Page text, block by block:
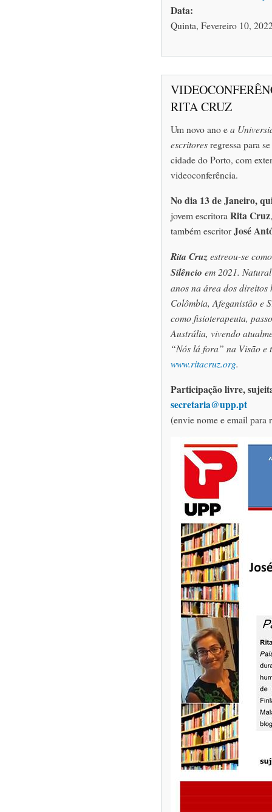
Data:
Quinta, Fevereiro 10,
RITA CRUZ
Um novo ano ea
escritoresregressa para
cidade do Porto, com
videoconferência.
No dia 13 de Janeiro,
jovem escritora Rita Cruz
também escritorJosé
Rita Cruzestreou-se
Silêncio em 2021.
anos na área dos
Colômbia, Afeganistão e
como fisioterapeuta,
Austrália, vivendo
“Nós lá fora” na Visão e
www.ritacruz.org.
Participação livre,
secretaria@upp.pt
(envie nome e email para